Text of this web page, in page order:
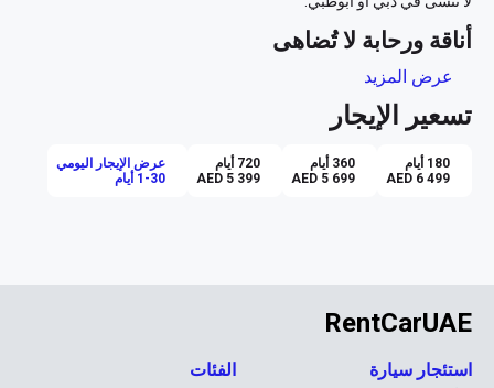
أناقة ورحابة لا تُضاهى
عرض المزيد
تسعير الإيجار
180 أيام
AED 6 499
360 أيام
AED 5 699
720 أيام
AED 5 399
عرض الإيجار اليومي
1-30 أيام
RentCarUAE
استئجار سيارة الفئات